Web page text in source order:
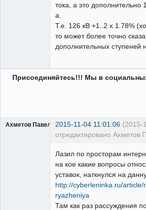
тока, а это
а.
Т.е. 126 кВ +1..2 х 1.78%
то может более точно
дополнительных ступеней
Присоединяйтесь!!! Мы в
Ахметов Павел МТ2015-11-04 11:01:06 (2015-
отредактировано Ахметов
Лазил по просторам
на кое какие вопросы
уставок, наткнулся на
http://cyberleninka.ru/article/
ryazheniya
Там как раз рассуждения